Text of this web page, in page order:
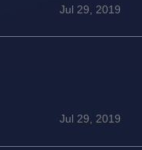
Jul 29, 2019
Jul 29, 2019